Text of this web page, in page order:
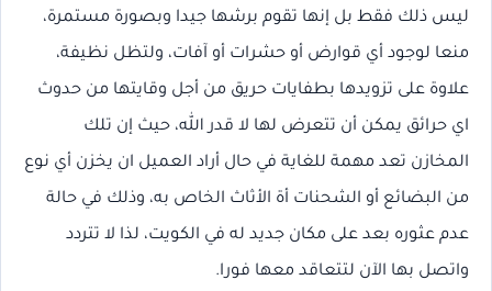
ليس ذلك فقط بل إنها تقوم برشها جيدا وبصورة مستمرة،
منعا لوجود أي قوارض أو حشرات أو آفات، ولتظل نظيفة،
علاوة على تزويدها بطفايات حريق من أجل وقايتها من حدوث
اي حرائق يمكن أن تتعرض لها لا قدر الله، حيث إن تلك
المخازن تعد مهمة للغاية في حال أراد العميل ان يخزن أي نوع
من البضائع أو الشحنات أة الأثاث الخاص به، وذلك في حالة
عدم عثوره بعد على مكان جديد له في الكويت، لذا لا تتردد
واتصل بها الآن لتتعاقد معها فورا.